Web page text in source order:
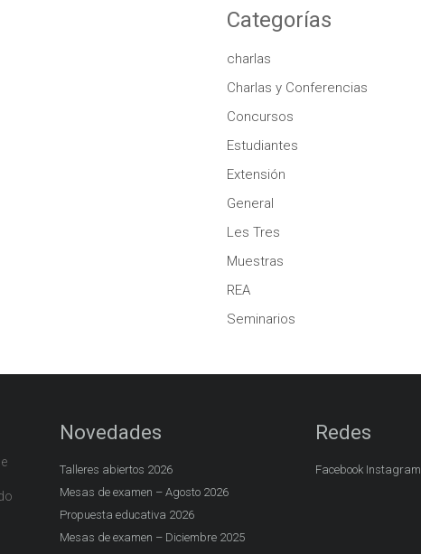
Categorías
charlas
Charlas y Conferencias
Concursos
Estudiantes
Extensión
General
Les Tres
Muestras
REA
Seminarios
Novedades
Talleres abiertos 2026
Mesas de examen – Agosto 2026
Propuesta educativa 2026
Mesas de examen – Diciembre 2025
Redes
Facebook Instagram